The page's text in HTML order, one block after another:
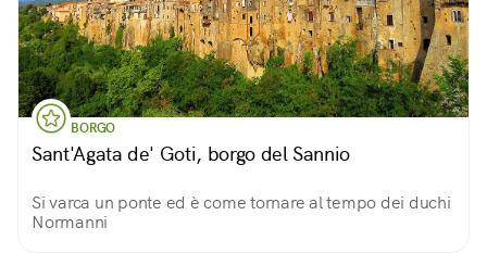
BORGO
Sant'Agata de' Goti, borgo del Sannio
Si varca un ponte ed è come tornare al tempo dei duchi
Normanni